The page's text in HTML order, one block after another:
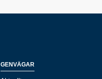
GENVÄGAR